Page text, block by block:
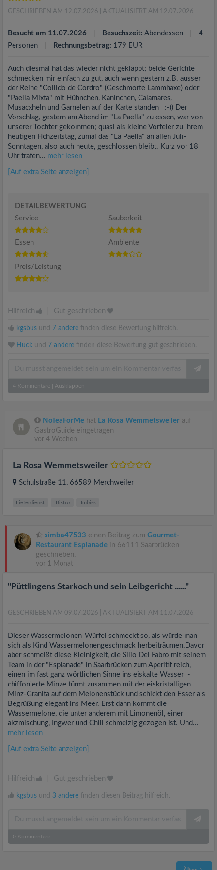
GESCHRIEBEN AM 12.07.2026 | AKTUALISIERT AM 12.07.2026
Besucht am 11.07.2026 Besuchszeit: Abendessen
4
Personen
Rechnungsbetrag: 179 EUR
Auch diesmal hat das wieder nicht geklappt; beide Gerichte
schmecken mir einfach zu gut, auch wenn gestern z.B. ausser
der Reihe "Collido de Cordro" (Geschmorte Lammhaxe) oder
"Paella Mixta" mit Hühnchen, Kaninchen, Calamares,
Musacxheln und Garnelen auf der Karte standen :-)) Der
Vorschlag, gestern am Abend im "La Paella" zu essen, war von
unserer Tochter gekommen; quasi als kleine Vorfeier zu ihrem
heutigen Hchzeitstag, zumal das "La Paella" an allen Juli-
Sonntagen, also auch heute, geschlossen bleibt. Kurz vor 18
Uhr trafen... mehr lesen
[Auf extra Seite anzeigen]
DETAILBEWERTUNG
Service
Sauberkeit
Essen Ambiente
Preis/Leistung
Hilfreich Gut geschrieben
kgsbus und 7 andere finden diese Bewertung hilfreich.
Huck und 7 andere finden diese Bewertung gut geschrieben.
4 Kommentare Ausklappen
NoTeaForMe hat La Rosa Wemmetsweiler auf
GastroGuide eingetragen
vor 4 Wochen
La Rosa Wemmetsweiler
Schulstraße 11, 66589 Merchweiler
Lieferdienst Bistro Imbiss
simba47533 einen Beitrag zum Gourmet-
Restaurant Esplanade in 66111 Saarbrücken
geschrieben.
vor 1 Monat
"Püttlingens Starkoch und sein Leibgericht ......"
GESCHRIEBEN AM 09.07.2026 | AKTUALISIERT AM 11.07.2026
Dieser Wassermelonen-Würfel schmeckt so, als würde man
sich als Kind Wassermelonengeschmack herbeiträumen.Davor
aber schmeißt diese Kleinigkeit, die Silio Del Fabro mit seinem
Team in der "Esplanade" in Saarbrücken zum Aperitif reich,
einen im fast ganz wörtlichen Sinne ins eiskalte Wasser -
chiffonierte Minze türmt zusammen mit der eiskristalligen
Minz-Granita auf dem Melonenstück und schickt den Esser als
Begrüßung elegant ins Meer. Erst dann kommt die
Wassermelone, die unter anderem mit Limonenöl, einer
akzmischung, Ingwer und Chili schmelzig gezogen ist. Und...
mehr lesen
[Auf extra Seite anzeigen]
Hilfreich Gut geschrieben
kgsbus und 3 andere finden diesen Beitrag hilfreich.
0 Kommentare